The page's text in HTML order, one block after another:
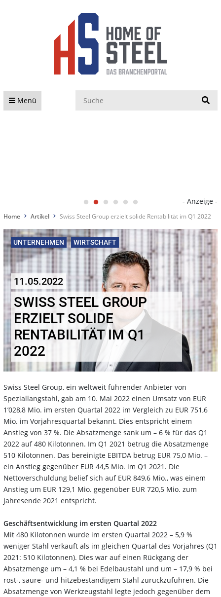
Menü
- Anzeige -
Home Artikel Swiss Steel Group erzielt solide Rentabilität im Q1 2022
UNTERNEHMEN WIRTSCHAFT
11.05.2022
SWISS STEEL GROUP
ERZIELT SOLIDE
RENTABILITÄT IM Q1
2022
Swiss Steel Group, ein weltweit führender Anbieter von
Speziallangstahl, gab am 10. Mai 2022 einen Umsatz von EUR
1’028,8 Mio. im ersten Quartal 2022 im Vergleich zu EUR 751,6
Mio. im Vorjahresquartal bekannt. Dies entspricht einem
Anstieg von 37 %. Die Absatzmenge sank um – 6 % für das Q1
2022 auf 480 Kilotonnen. Im Q1 2021 betrug die Absatzmenge
510 Kilotonnen. Das bereinigte EBITDA betrug EUR 75,0 Mio. –
ein Anstieg gegenüber EUR 44,5 Mio. im Q1 2021. Die
Nettoverschuldung belief sich auf EUR 849,6 Mio., was einem
Anstieg um EUR 129,1 Mio. gegenüber EUR 720,5 Mio. zum
Jahresende 2021 entspricht.
Geschäftsentwicklung im ersten Quartal 2022
Mit 480 Kilotonnen wurde im ersten Quartal 2022 – 5,9 %
weniger Stahl verkauft als im gleichen Quartal des Vorjahres (Q1
2021: 510 Kilotonnen). Dies war auf einen Rückgang der
Absatzmenge um – 4,1 % bei Edelbaustahl und um – 17,9 % bei
rost-, säure- und hitzebeständigem Stahl zurückzuführen. Die
Absatzmenge von Werkzeugstahl legte jedoch gegenüber dem